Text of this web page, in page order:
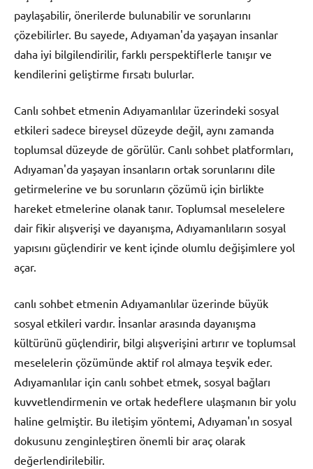
paylaşabilir, önerilerde bulunabilir ve sorunlarını
çözebilirler. Bu sayede, Adıyaman'da yaşayan insanlar
daha iyi bilgilendirilir, farklı perspektiflerle tanışır ve
kendilerini geliştirme fırsatı bulurlar.
Canlı sohbet etmenin Adıyamanlılar üzerindeki sosyal
etkileri sadece bireysel düzeyde değil, aynı zamanda
toplumsal düzeyde de görülür. Canlı sohbet platformları,
Adıyaman'da yaşayan insanların ortak sorunlarını dile
getirmelerine ve bu sorunların çözümü için birlikte
hareket etmelerine olanak tanır. Toplumsal meselelere
dair fikir alışverişi ve dayanışma, Adıyamanlıların sosyal
yapısını güçlendirir ve kent içinde olumlu değişimlere yol
açar.
canlı sohbet etmenin Adıyamanlılar üzerinde büyük
sosyal etkileri vardır. İnsanlar arasında dayanışma
kültürünü güçlendirir, bilgi alışverişini artırır ve toplumsal
meselelerin çözümünde aktif rol almaya teşvik eder.
Adıyamanlılar için canlı sohbet etmek, sosyal bağları
kuvvetlendirmenin ve ortak hedeflere ulaşmanın bir yolu
haline gelmiştir. Bu iletişim yöntemi, Adıyaman'ın sosyal
dokusunu zenginleştiren önemli bir araç olarak
değerlendirilebilir.